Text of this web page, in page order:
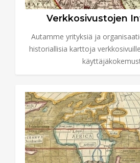
Verkkosivustojen
Autamme yrityksiä ja
historiallisia karttoja